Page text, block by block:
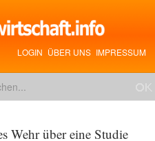
LOGIN ÜBER UNS IMPRESSUM
Wehr über eine Studie